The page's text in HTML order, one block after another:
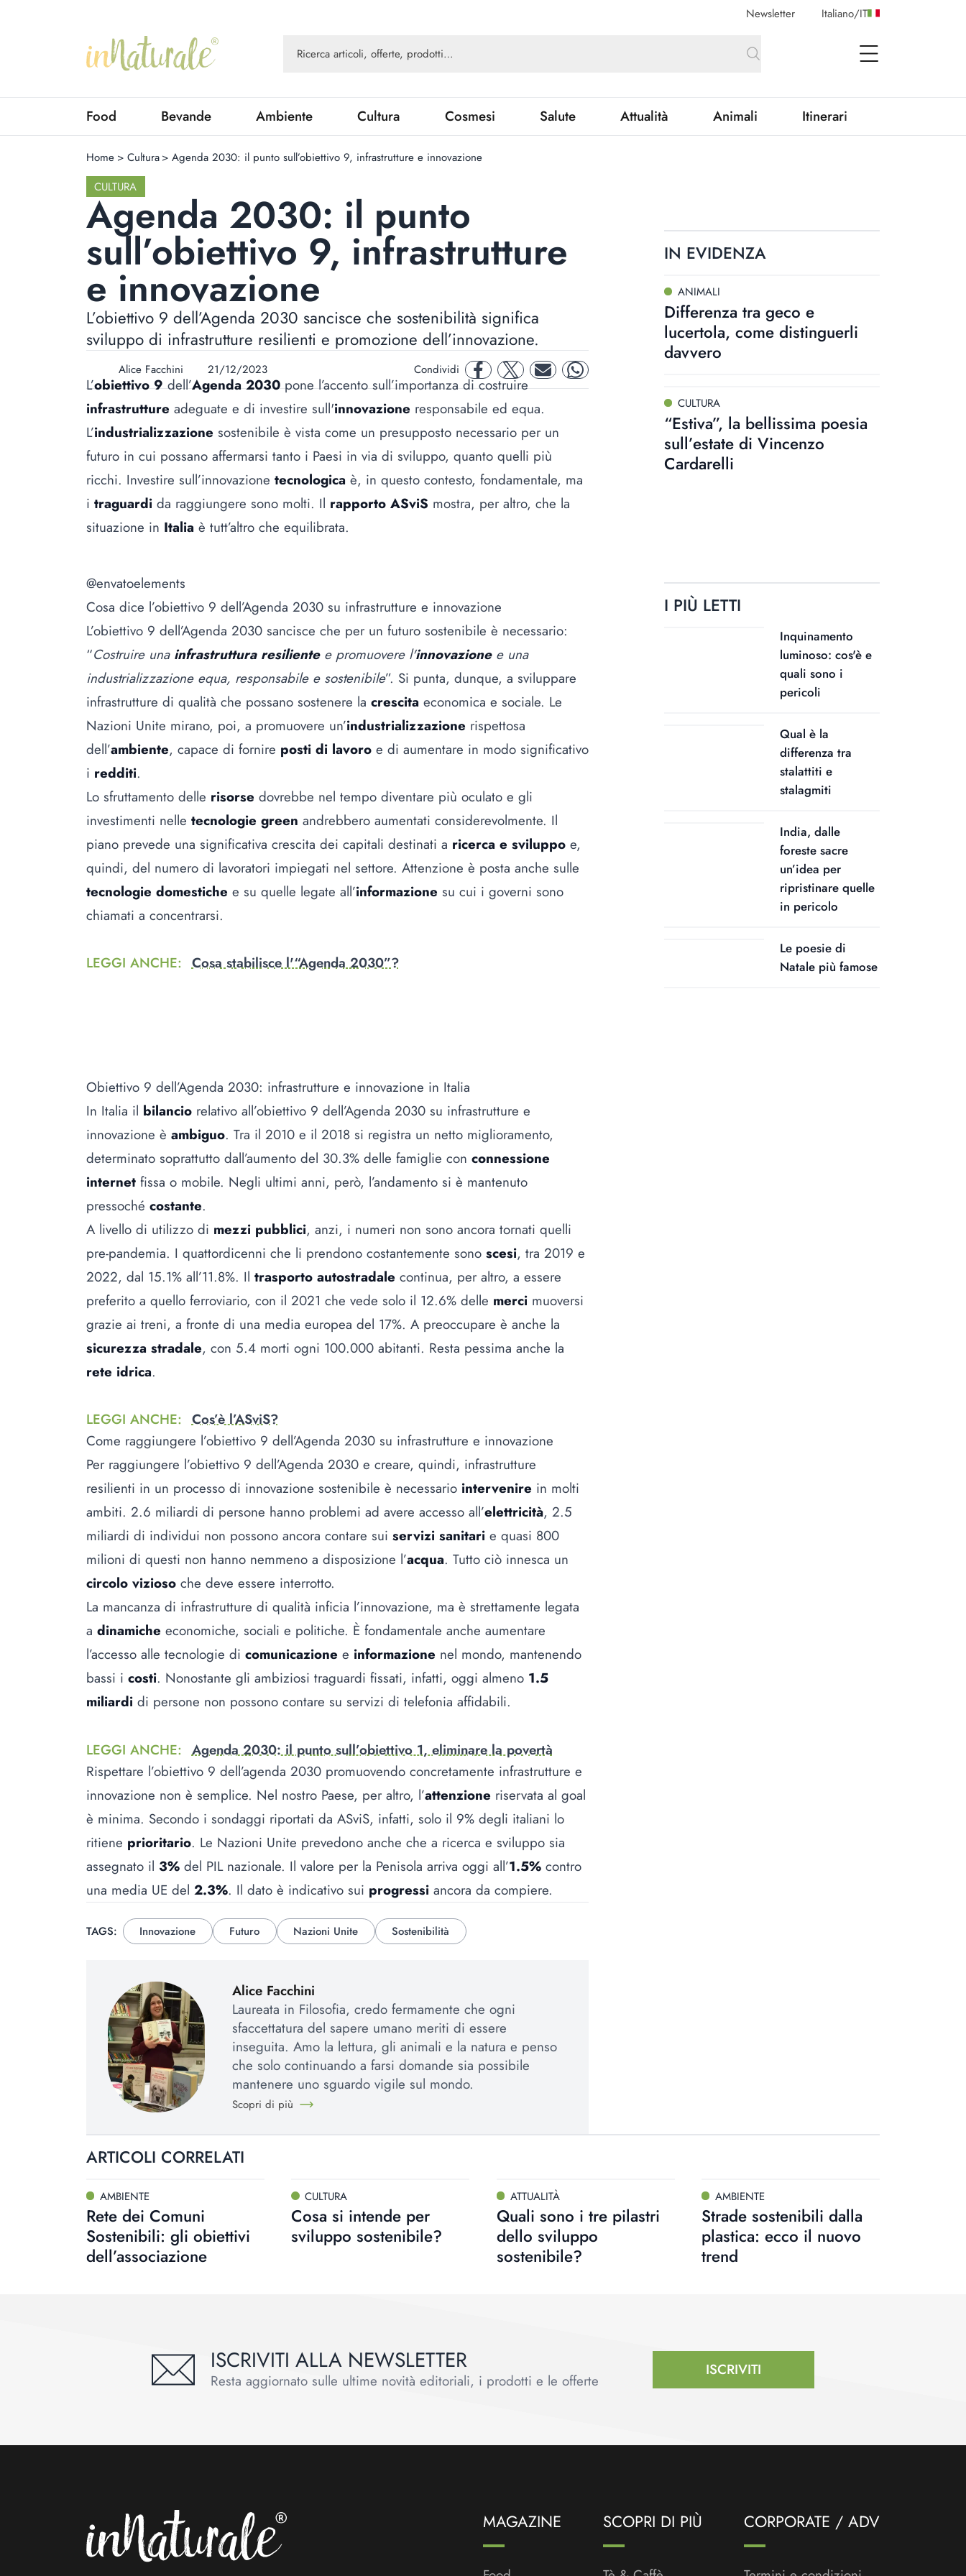
Newsletter Italiano/IT
open Menu
Food Bevande Ambiente Cultura Cosmesi Salute Attualità Animali Itinerari
Home > Cultura > Agenda 2030: il punto sull’obiettivo 9, infrastrutture e innovazione
CULTURA
Agenda 2030: il punto
sull’obiettivo 9, infrastrutture
e innovazione
L’obiettivo 9 dell’Agenda 2030 sancisce che sostenibilità significa
sviluppo di infrastrutture resilienti e promozione dell’innovazione.
Alice Facchini 21/12/2023 Condividi facebooktwitter mail whatsapp
L’obiettivo 9dell’Agenda 2030pone l’accento sull’importanza di costruire
infrastrutture adeguate e di investire sull'innovazione responsabile ed equa.
L’industrializzazione sostenibile è vista come un presupposto necessario per un
futuro in cui possano affermarsi tanto i Paesi in via di sviluppo, quanto quelli più
ricchi. Investire sull’innovazione tecnologica è, in questo contesto, fondamentale, ma
i traguardi da raggiungere sono molti. Il rapporto ASviS mostra, per altro, che la
situazione in Italia è tutt’altro che equilibrata.
@envatoelements
Cosa dice l’obiettivo 9 dell’Agenda 2030 su infrastrutture e innovazione
L’obiettivo 9 dell’Agenda 2030 sancisce che per un futuro sostenibile è necessario:
“Costruire una infrastruttura resilientee promuovere l'innovazionee una
industrializzazione equa, responsabile e sostenibile”. Si punta, dunque, a sviluppare
infrastrutture di qualità che possano sostenere la crescita economica e sociale. Le
Nazioni Unite mirano, poi, a promuovere un’industrializzazione rispettosa
dell’ambiente, capace di fornire posti di lavoro e di aumentare in modo significativo
i redditi.
Lo sfruttamento delle risorse dovrebbe nel tempo diventare più oculato e gli
investimenti nelle tecnologie green andrebbero aumentati considerevolmente. Il
piano prevede una significativa crescita dei capitali destinati a ricerca e sviluppo e,
quindi, del numero di lavoratori impiegati nel settore. Attenzione è posta anche sulle
tecnologie domestiche e su quelle legate all’informazione su cui i governi sono
chiamati a concentrarsi.
LEGGI ANCHE: Cosa stabilisce l'“Agenda 2030”?
Obiettivo 9 dell’Agenda 2030: infrastrutture e innovazione in Italia
In Italia il bilancio relativo all’obiettivo 9 dell’Agenda 2030 su infrastrutture e
innovazione è ambiguo. Tra il 2010 e il 2018 si registra un netto miglioramento,
determinato soprattutto dall’aumento del 30.3% delle famiglie con connessione
internet fissa o mobile. Negli ultimi anni, però, l’andamento si è mantenuto
pressoché costante.
A livello di utilizzo di mezzi pubblici, anzi, i numeri non sono ancora tornati quelli
pre-pandemia. I quattordicenni che li prendono costantemente sono scesi, tra 2019 e
2022, dal 15.1% all’11.8%. Il trasporto autostradale continua, per altro, a essere
preferito a quello ferroviario, con il 2021 che vede solo il 12.6% delle merci muoversi
grazie ai treni, a fronte di una media europea del 17%. A preoccupare è anche la
sicurezza stradale, con 5.4 morti ogni 100.000 abitanti. Resta pessima anche la
rete idrica.
LEGGI ANCHE: Cos’è l’ASviS?
Come raggiungere l’obiettivo 9 dell’Agenda 2030 su infrastrutture e innovazione
Per raggiungere l’obiettivo 9 dell’Agenda 2030 e creare, quindi, infrastrutture
resilienti in un processo di innovazione sostenibile è necessario intervenire in molti
ambiti. 2.6 miliardi di persone hanno problemi ad avere accesso all’elettricità, 2.5
miliardi di individui non possono ancora contare sui servizi sanitari e quasi 800
milioni di questi non hanno nemmeno a disposizione l’acqua. Tutto ciò innesca un
circolo vizioso che deve essere interrotto.
La mancanza di infrastrutture di qualità inficia l’innovazione, ma è strettamente legata
a dinamiche economiche, sociali e politiche. È fondamentale anche aumentare
l’accesso alle tecnologie di comunicazione e informazione nel mondo, mantenendo
bassi i costi. Nonostante gli ambiziosi traguardi fissati, infatti, oggi almeno 1.5
miliardi di persone non possono contare su servizi di telefonia affidabili.
LEGGI ANCHE: Agenda 2030: il punto sull’obiettivo 1, eliminare la povertà
Rispettare l’obiettivo 9 dell’agenda 2030 promuovendo concretamente infrastrutture e
innovazione non è semplice. Nel nostro Paese, per altro, l’attenzione riservata al goal
è minima. Secondo i sondaggi riportati da ASviS, infatti, solo il 9% degli italiani lo
ritiene prioritario. Le Nazioni Unite prevedono anche che a ricerca e sviluppo sia
assegnato il 3% del PIL nazionale. Il valore per la Penisola arriva oggi all’1.5% contro
una media UE del 2.3%. Il dato è indicativo sui progressi ancora da compiere.
TAGS: Innovazione Futuro Nazioni Unite Sostenibilità
Alice Facchini
Laureata in Filosofia, credo fermamente che ogni
sfaccettatura del sapere umano meriti di essere
inseguita. Amo la lettura, gli animali e la natura e penso
che solo continuando a farsi domande sia possibile
mantenere uno sguardo vigile sul mondo.
Scopri di più
IN EVIDENZA
ANIMALI
Differenza tra geco e
lucertola, come distinguerli
davvero
CULTURA
“Estiva”, la bellissima poesia
sull’estate di Vincenzo
Cardarelli
I PIÙ LETTI
Inquinamento
luminoso: cos'è e
quali sono i
pericoli
Qual è la
differenza tra
stalattiti e
stalagmiti
India, dalle
foreste sacre
un’idea per
ripristinare quelle
in pericolo
Le poesie di
Natale più famose
ARTICOLI CORRELATI
AMBIENTE
Rete dei Comuni
Sostenibili: gli obiettivi
dell’associazione
CULTURA
Cosa si intende per
sviluppo sostenibile?
ATTUALITÀ
Quali sono i tre pilastri
dello sviluppo
sostenibile?
AMBIENTE
Strade sostenibili dalla
plastica: ecco il nuovo
trend
ISCRIVITI ALLA NEWSLETTER
Resta aggiornato sulle ultime novità editoriali, i prodotti e le offerte
ISCRIVITI
MAGAZINE SCOPRI DI PIÙ CORPORATE / ADV